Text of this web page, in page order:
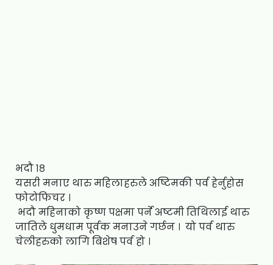
भदौ १८
यसरी मनाए थारु महिलाहरुले अष्टिमकी पर्व हेर्नुहोस
फोटोफिचर ।
भदौ महिनाको कृष्ण पक्षमा पर्ने अष्टमी तिथिलाई थारु
जातिले धुमधाम पूर्वक मनाउने गर्छन । यो पर्व थारु
चेलीहरुको लागि बिशेष पर्व हो ।